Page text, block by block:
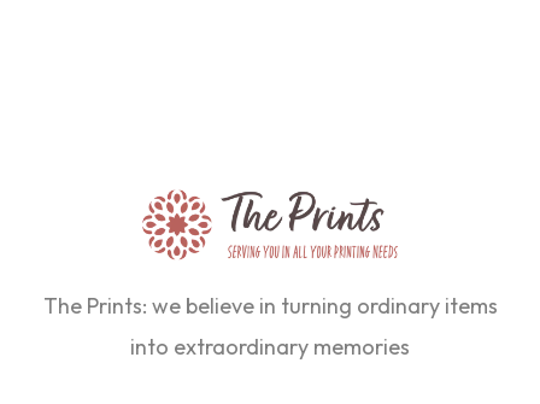
The Prints: we believe in turning ordinary items
into extraordinary memories